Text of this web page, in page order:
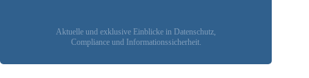
Aktuelle und exklusive Einblicke in Datenschutz,
Compliance und Informationssicherheit.